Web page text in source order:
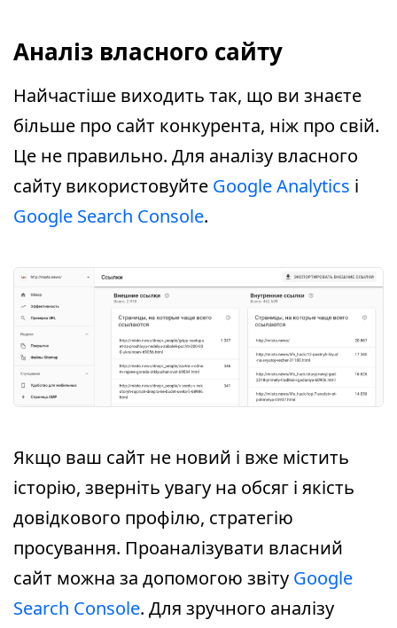
Аналіз власного сайту
Найчастіше виходить так, що ви знаєте
більше про сайт конкурента, ніж про свій.
Це не правильно. Для аналізу власного
сайту використовуйте Google Analytics і
Google Search Console.
Якщо ваш сайт не новий і вже містить
історію, зверніть увагу на обсяг і якість
довідкового профілю, стратегію
просування. Проаналізувати власний
сайт можна за допомогою звіту Google
Search Console. Для зручного аналізу